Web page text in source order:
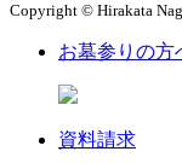
Copyright © Hirakata
お墓参りの方
資料請求